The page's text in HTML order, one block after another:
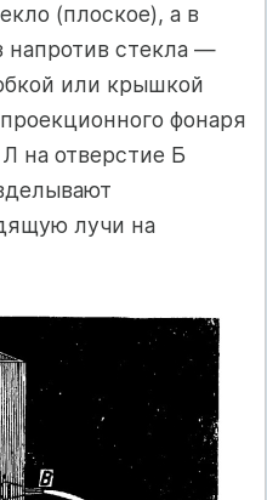
(плоское), а в
напротив стекла —
или крышкой
фонаря
на отверстие Б
лучи на